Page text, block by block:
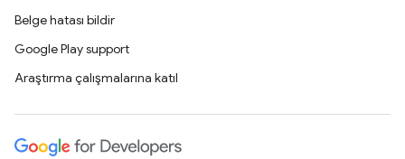
Belge hatası bildir
Google Play support
Araştırma çalışmalarına katıl